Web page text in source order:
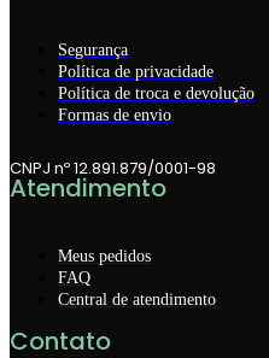
Segurança
Política de privacidade
Política de troca e devolução
Formas de envio
CNPJ nº 12.891.879/0001-98
Atendimento
Meus pedidos
FAQ
Central de atendimento
Contato